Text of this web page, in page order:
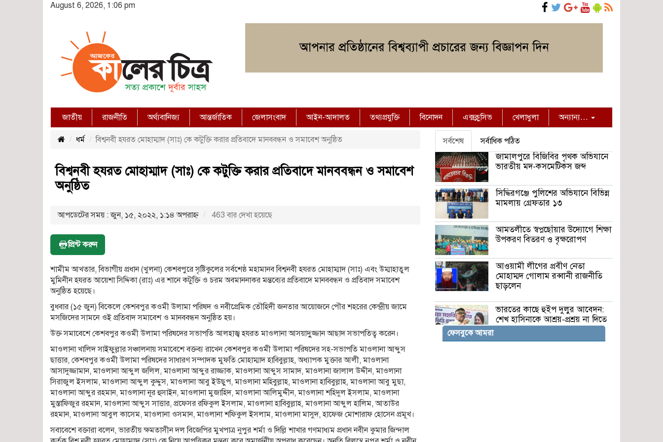
August 6, 2026, 1:06 pm
জাতীয় রাজনীতি অর্থ্যবানিজ্য আন্তর্জাতিক জেলাসংবাদ আইন-আদালত তথ্যপ্রযুক্তি বিনোদন এক্সক্লুসিভ খেলাধুলা অন্যান্য…
ধর্ম বিশ্বনবী হযরত মোহাম্মাদ (সাঃ) কে কটুক্তি করার প্রতিবাদে মানববন্ধন ও সমাবেশ অনুষ্ঠিত
বিশ্বনবী হযরত মোহাম্মাদ (সাঃ) কে কটুক্তি করার প্রতিবাদে মানববন্ধন ও সমাবেশ
অনুষ্ঠিত
আপডেটের সময় : জুন, ১৫, ২০২২, ১:১৪ অপরাহ্ণ 463 বার দেখা হয়েছে
প্রিন্ট করুন
শামীম আখতার, বিভাগীয় প্রধান (খুলনা) কেশবপুরে সৃষ্টিকুলের সর্বশেষ্ঠ মহামানব বিশ্বনবী হযরত মোহাম্মাদ (সাঃ) এবং উম্মাহাতুল
মুমিনীন হযরত আয়েশা সিদ্দিকা (রাঃ) এর শানে কটুক্তি ও চরম অবমাননাকর মন্তব্যের প্রতিবাদে মানববন্ধন ও প্রতিবাদ সমাবেশ
অনুষ্ঠিত হয়েছে।
বুধবার (১৫ জুন) বিকেলে কেশবপুর কওমী উলামা পরিষদ ও নবীপ্রেমিক তৌহিদী জনতার আয়োজনে পৌর শহরের কেন্দ্রীয় জামে
মসজিদের সামনে ওই প্রতিবাদ সমাবেশ ও মানববন্ধন অনুষ্ঠিত হয়।
উক্ত সমাবেশে কেশবপুর কওমী উলামা পরিষদের সভাপতি আলহাজ্ব হযরত মাওলানা আসয়াদুুজ্জান আছাদ সভাপতিত্ব করেন।
মাওলানা খালিদ সাইফুল্লার সঞ্চালনায় সমাবেশে বক্তব্য রাখেন কেশবপুর কওমী উলামা পরিষদের সহ-সভাপতি মাওলানা আব্দুস
ছাত্তার, কেশবপুর কওমী উলামা পরিষদের সাধারণ সম্পাদক মুফতি মোহাম্মাদ হাবিবুল্লাহ, অধ্যাপক মুক্তার আলী, মাওলানা
আসাদুজ্জামান, মাওলানা আব্দুল জলিল, মাওলানা আব্দুর রাজ্জাক, মাওলানা আব্দুস সামাদ, মাওলানা জালাল উদ্দীন, মাওলানা
সিরাজুল ইসলাম, মাওলানা আব্দুল কুদ্দুস, মাওলানা আবু ইউছুপ, মাওলানা মহিবুল্লাহ, মাওলানা হাবিবুল্লাহ, মাওলানা আবু মুছা,
মাওলানা আব্দুর রহমান, মাওলানা নূর হুসাইন, মাওলানা মুজাহিদ, মাওলানা আলিমুদ্দীন, মাওলানা শহিদুল ইসলাম, মাওলানা
মুস্তাফিজুর রহমান, মাওলানা আব্দুস সাত্তার, প্রফেসর রফিকুল ইসলাম, মাওলানা হাবিবুল্লাহ, মাওলানা আব্দুল হালিম, আতাউর
রহমান, মাওলানা আবুল কাসেম, মাওলানা ওসমান, মাওলানা শফিকুল ইসলাম, মাওলানা মাসুদ, হাফেজ মোশারাফ হোসেন প্রমূখ।
সবাবেশে বক্তারা বলেন, ভারতীয় ক্ষমতাসীন দল বিজেপির মুখপাত্র নুপুর শর্মা ও দিল্লি শাখার গণমাধ্যম প্রধান নবীন কুমার জিন্দাল
সর্বশেষ সর্বাধিক পঠিত
জামালপুরে বিজিবির পৃথক অভিযানে
ভারতীয় মদ-কসমেটিকস জব্দ
সিদ্ধিরগঞ্জে পুলিশের অভিযানে বিভিন্ন
মামলায় গ্রেফতার ১৩
আমতলীতে স্বপ্নছোঁয়ার উদ্যোগে শিক্ষা
উপকরণ বিতরণ ও বৃক্ষরোপণ
আওয়ামী লীগের প্রবীণ নেতা
মোহাম্মদ গোলাম রব্বানী রাজনীতি
ছাড়লেন
ভারতের কাছে হুইপ দুলুর আবেদন:
শেখ হাসিনাকে আশ্রয়-প্রশ্রয় না দিতে
ফেসবুকে আমরা